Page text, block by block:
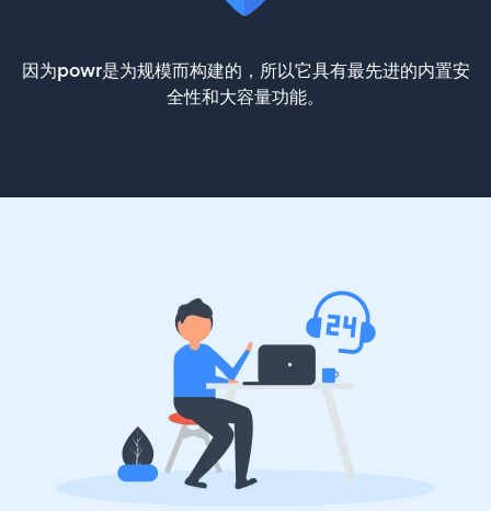
因为powr是为规模而构建的，所以它具有最先进的内置安
全性和大容量功能。